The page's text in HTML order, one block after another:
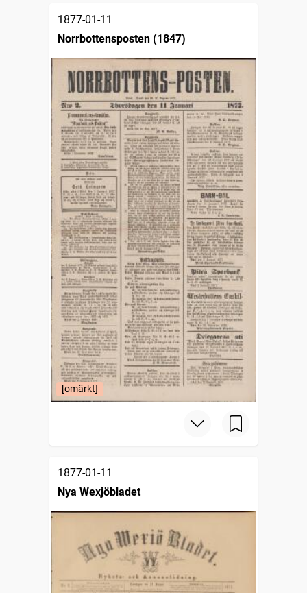
1877-01-11
Norrbottensposten (1847)
[omärkt]
1877-01-11
Nya Wexjöbladet